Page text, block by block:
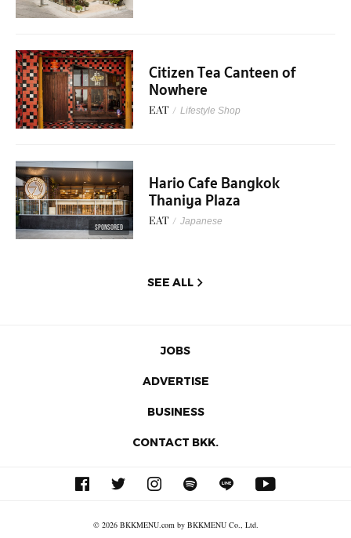
Citizen Tea Canteen of
Nowhere
EAT / Lifestyle Shop
SPONSORED
Hario Cafe Bangkok
Thaniya Plaza
EAT / Japanese
SEE ALL
JOBS
ADVERTISE
BUSINESS
CONTACT BKK.
© 2026 BKKMENU.com by BKKMENU Co., Ltd.